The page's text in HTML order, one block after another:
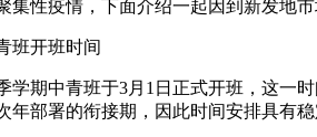
集性疫情，下面介绍一起因到新发地
班开班时间
学期中青班于3月1日正式开班，这一
年部署的衔接期，因此时间安排具有稳